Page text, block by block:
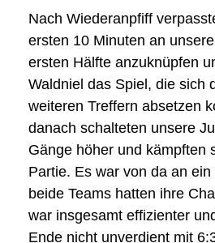
Nach Wiederanpfiff
ersten 10 Minuten an
ersten Hälfte anzuknüpfen
Waldniel das Spiel, die sich
weiteren Treffern absetzen
danach schalteten unsere
Gänge höher und kämpften
Partie. Es war von da an
beide Teams hatten ihre
war insgesamt effizienter
Ende nicht unverdient mit